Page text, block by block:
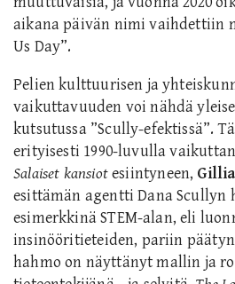
aikana päivän nimi vaihdettiin
Us Day”.
Pelien kulttuurisen ja
vaikuttavuuden voi nähdä
kutsutussa ”Scully-efektissä”.
erityisesti 1990-luvulla
Salaiset kansiotesiintyneen,
esittämän agentti Dana Scullyn
esimerkkinä STEM-alan, eli
insinööritieteiden, pariin
hahmo on näyttänyt mallin ja